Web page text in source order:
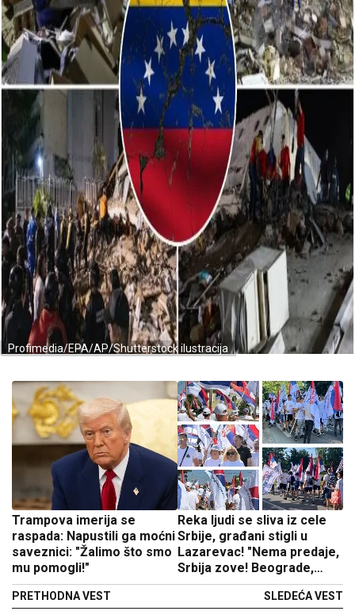
Profimedia/EPA/AP/Shutterstock ilustracija
Trampova imerija se
raspada: Napustili ga moćni
saveznici: "Žalimo što smo
mu pomogli!"
PRETHODNA VEST
Reka ljudi se sliva iz cele
Srbije, građani stigli u
Lazarevac! "Nema predaje,
Srbija zove! Beograde,
stižemo!" (Foto/video)
SLEDEĆA VEST